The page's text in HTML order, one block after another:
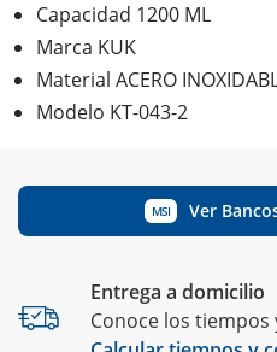
Capacidad 1200 ML
Marca KUK
Material ACERO
Modelo KT-043-2
MSI Ver
Entrega a domicilio
Conoce los tiempos